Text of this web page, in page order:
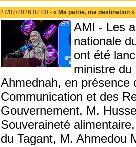
27/07/2026 07:00 - « Ma patrie, ma destination
AMI - Les
nationale
ont été
ministre du
Ahmednah, en présence
Communication et des
Gouvernement, M.
Souveraineté
du Tagant, M. Ahmedou